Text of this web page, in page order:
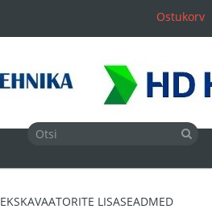
Ostukorv
EKSKAVAATORITE LISASEADMED